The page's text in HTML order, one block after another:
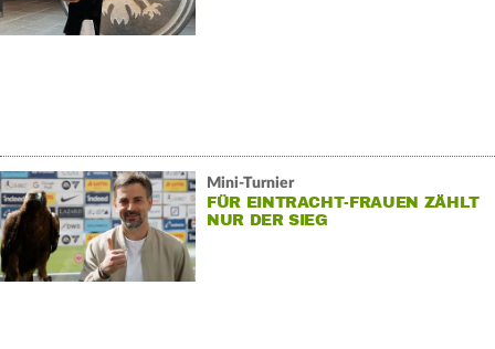
Mini-Turnier
FÜR EINTRACHT-FRAUEN ZÄHLT
NUR DER SIEG